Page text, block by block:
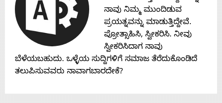
ನಾವು ನಿಮ್ಮ ಮುಂದಿಡುವ
ಪ್ರಯತ್ನವನ್ನು ಮಾಡುತ್ತಿದ್ದೇವೆ.
ಪ್ರೋತ್ಸಾಹಿಸಿ, ಸ್ವೀಕರಿಸಿ. ನೀವು
ಸ್ವೀಕರಿಸಿದಾಗ ನಾವು
ಬೆಳೆಯಬಹುದು. ಒಳ್ಳೆಯ ಸುದ್ದಿಗಳಿಗೆ ಸಮಾಜ ತೆರೆದುಕೊಂಡಿದೆ
ತಲುಪಿಸುವವರು ನಾವಾಗಬಾರದೇಕೆ?